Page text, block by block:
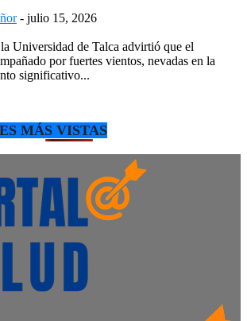
- julio 15, 2026
Universidad de Talca advirtió que el
por fuertes vientos, nevadas en la
significativo...
MÁS VISTAS